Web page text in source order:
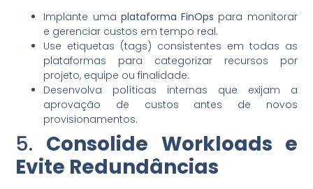
Implante uma plataforma FinOps para monitorar
e gerenciar custos em tempo real.
Use etiquetas (tags) consistentes em todas as
plataformas para categorizar recursos por
projeto, equipe ou finalidade.
Desenvolva políticas internas que exijam a
aprovação de custos antes de novos
provisionamentos.
5. Consolide Workloads e
Evite Redundâncias